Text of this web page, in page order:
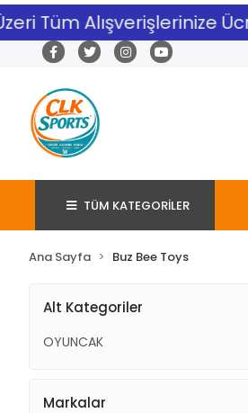
Tüm Alışverişlerinize
TÜM KATEGORİLER
Ana Sayfa Buz Bee Toys
Alt Kategoriler
OYUNCAK
Markalar